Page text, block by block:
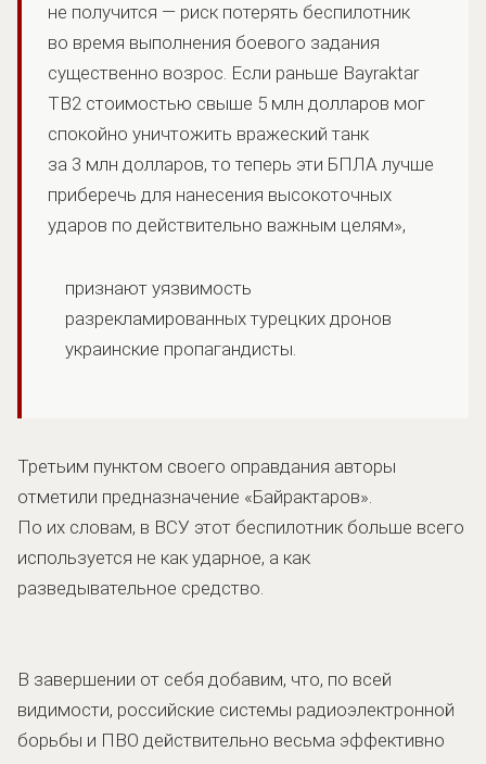
не получится — риск потерять беспилотник
во время выполнения боевого задания
существенно возрос. Если раньше Bayraktar
TB2 стоимостью свыше 5 млн долларов мог
спокойно уничтожить вражеский танк
за 3 млн долларов, то теперь эти БПЛА лучше
приберечь для нанесения высокоточных
ударов по действительно важным целям»,
признают уязвимость
разрекламированных турецких дронов
украинские пропагандисты.
Третьим пунктом своего оправдания авторы
отметили предназначение «Байрактаров».
По их словам, в ВСУ этот беспилотник больше всего
используется не как ударное, а как
разведывательное средство.
В завершении от себя добавим, что, по всей
видимости, российские системы радиоэлектронной
борьбы и ПВО действительно весьма эффективно